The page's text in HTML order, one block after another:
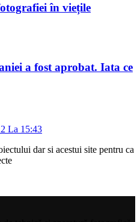
în viețile
a fost aprobat. Iata ce
La 15:43
dar si acestui site pentru ca